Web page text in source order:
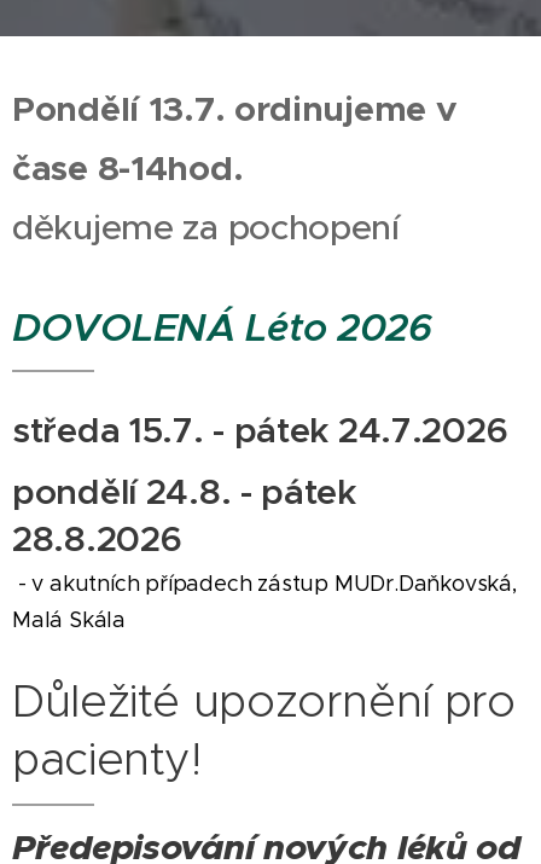
Pondělí 13.7. ordinujeme v
čase 8-14hod.
děkujeme za pochopení
DOVOLENÁ Léto 2026
středa 15.7. - pátek 24.7.2026
pondělí 24.8. - pátek
28.8.2026
- v akutních případech zástup MUDr.Daňkovská,
Malá Skála
Důležité upozornění pro
pacienty!
Předepisování nových léků od